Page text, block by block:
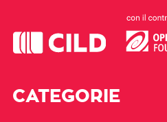
CATEGORIE